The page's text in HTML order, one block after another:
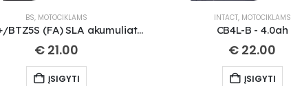
BS, MOTOCIKLAMS
BTX4L+/BTZ5S (FA) SLA akumuliatorius
€21.00
ĮSIGYTI
INTACT, MOTOCIKLAMS
CB4L-B - 4.0ah
€ 22.00
ĮSIGYTI